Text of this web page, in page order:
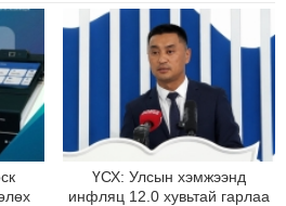
ҮСХ: Улсын хэмжээнд
инфляц 12.0 хувьтай гарлаа